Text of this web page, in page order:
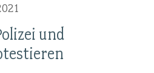
und